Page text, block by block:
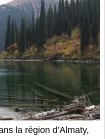
la région d’Almaty,